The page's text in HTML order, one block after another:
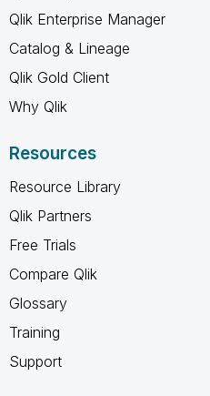
Qlik Enterprise Manager
Catalog & Lineage
Qlik Gold Client
Why Qlik
Resources
Resource Library
Qlik Partners
Free Trials
Compare Qlik
Glossary
Training
Support